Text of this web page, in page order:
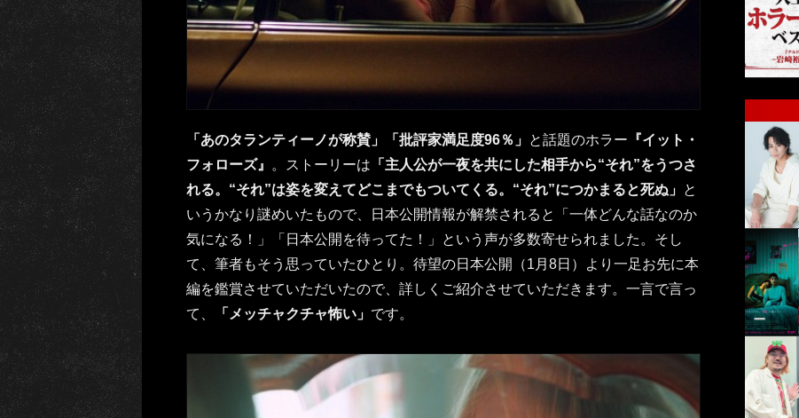
「あのタランティーノが称賛」「批評家満足度96％」 と話題のホラー 『イット・
フォローズ』
。ストーリーは 「主人公が一夜を共にした相手から“それ”をうつさ
れる。“それ”は姿を変えてどこまでもついてくる。“それ”につかまると死ぬ」 と
いうかなり謎めいたもので、日本公開情報が解禁されると「一体どんな話なのか
気になる！」「日本公開を待ってた！」という声が多数寄せられました。そし
て、筆者もそう思っていたひとり。待望の日本公開（1月8日）より一足お先に本
編を鑑賞させていただいたので、詳しくご紹介させていただきます。一言で言っ
て、
「メッチャクチャ怖い」 です。